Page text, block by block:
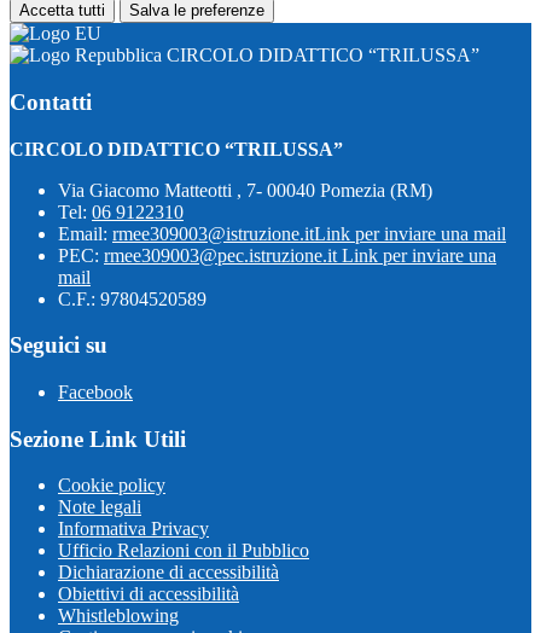
Accetta tutti Salva le preferenze
CIRCOLO DIDATTICO “TRILUSSA”
Contatti
CIRCOLO DIDATTICO “TRILUSSA”
Via Giacomo Matteotti , 7- 00040 Pomezia (RM)
Tel: 06 9122310
Email: rmee309003@istruzione.itLink per inviare una mail
PEC: rmee309003@pec.istruzione.it Link per inviare una
mail
C.F.: 97804520589
Seguici su
Facebook
Sezione Link Utili
Cookie policy
Note legali
Informativa Privacy
Ufficio Relazioni con il Pubblico
Dichiarazione di accessibilità
Obiettivi di accessibilità
Whistleblowing